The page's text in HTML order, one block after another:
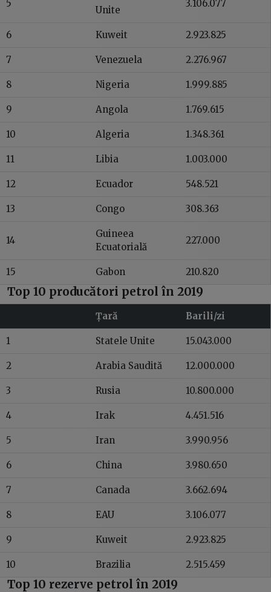
5
Unite
3.106.077
6 Kuweit 2.923.825
7 Venezuela 2.276.967
8 Nigeria 1.999.885
9 Angola 1.769.615
10 Algeria 1.348.361
11 Libia 1.003.000
12 Ecuador 548.521
13 Congo 308.363
14
Guineea
Ecuatorială
227.000
15 Gabon 210.820
Top 10 producători petrol în 2019
Țară Barili/zi
1 Statele Unite 15.043.000
2 Arabia Saudită 12.000.000
3 Rusia 10.800.000
4 Irak 4.451.516
5 Iran 3.990.956
6 China 3.980.650
7 Canada 3.662.694
8 EAU 3.106.077
9 Kuweit 2.923.825
10 Brazilia 2.515.459
Top 10 rezerve petrol în 2019